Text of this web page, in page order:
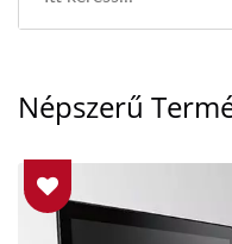
Népszerű